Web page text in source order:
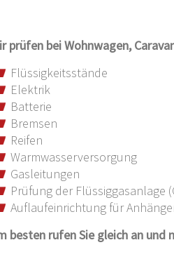
prüfen bei Wohnwagen,
Flüssigkeitsstände
Elektrik
Batterie
Bremsen
Reifen
Warmwasserversorgung
Gasleitungen
Prüfung der Flüssiggasanlage
Auflaufeinrichtung für
besten rufen Sie gleich an und